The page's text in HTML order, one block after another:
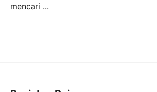
mencari ...